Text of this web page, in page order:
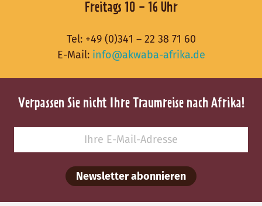
Freitags 10 - 16 Uhr
Tel: +49 (0)341 – 22 38 71 60
E-Mail: info@akwaba-afrika.de
Verpassen Sie nicht Ihre Traumreise nach Afrika!
Newsletter abonnieren